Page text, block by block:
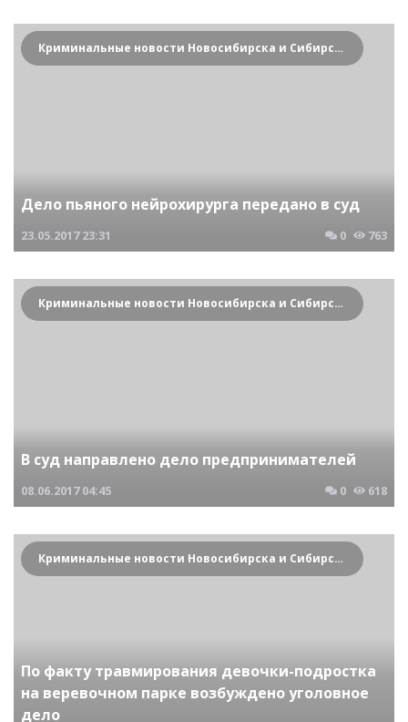
Криминальные новости Новосибирска и Сибирского региона
Дело пьяного нейрохирурга передано в суд
23.05.2017 23:31 0 763
Криминальные новости Новосибирска и Сибирского региона
В суд направлено дело предпринимателей
08.06.2017 04:45 0 618
Криминальные новости Новосибирска и Сибирского региона
По факту травмирования девочки-подростка
на веревочном парке возбуждено уголовное
дело